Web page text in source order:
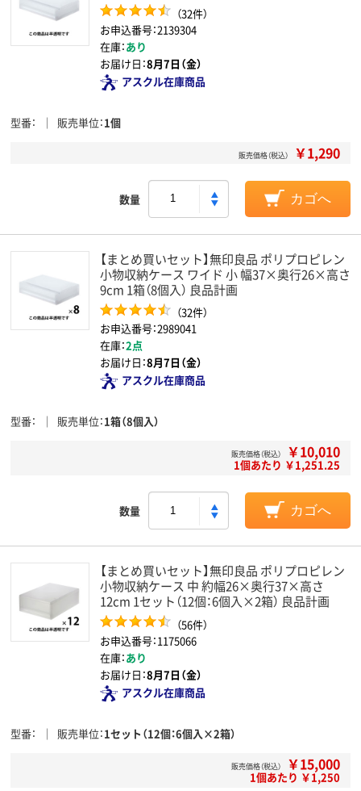
（32件）
お申込番号：2139304
在庫：あり
お届け日：8月7日（金）
アスクル在庫商品
型番 販売単位 1個
販売価格（税込） ￥1,290
数量 カゴへ
【まとめ買いセット】無印良品 ポリプロピレン
小物収納ケース ワイド 小 幅37×奥行26×高さ
9cm 1箱（8個入） 良品計画
（32件）
お申込番号：2989041
在庫：2点
お届け日：8月7日（金）
アスクル在庫商品
型番 販売単位 1箱（8個入）
販売価格（税込） ￥10,010
1個あたり ￥1,251.25
数量 カゴへ
【まとめ買いセット】無印良品 ポリプロピレン
小物収納ケース 中 約幅26×奥行37×高さ
12cm 1セット（12個：6個入×2箱） 良品計画
（56件）
お申込番号：1175066
在庫：あり
お届け日：8月7日（金）
アスクル在庫商品
型番 販売単位 1セット（12個：6個入×2箱）
販売価格（税込） ￥15,000
1個あたり ￥1,250